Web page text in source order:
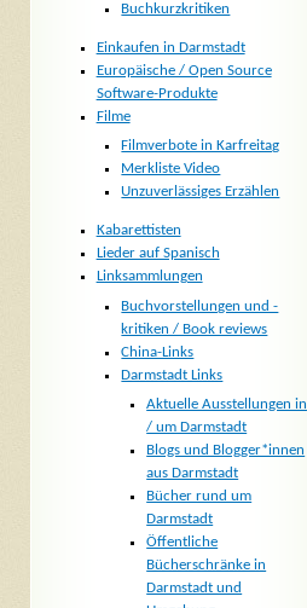
Buchkurzkritiken
Einkaufen in Darmstadt
Europäische / Open Source
Software-Produkte
Filme
Filmverbote in Karfreitag
Merkliste Video
Unzuverlässiges Erzählen
Kabarettisten
Lieder auf Spanisch
Linksammlungen
Buchvorstellungen und -
kritiken / Book reviews
China-Links
Darmstadt Links
Aktuelle Ausstellungen in
/ um Darmstadt
Blogs und Blogger*innen
aus Darmstadt
Bücher rund um
Darmstadt
Öffentliche
Bücherschränke in
Darmstadt und